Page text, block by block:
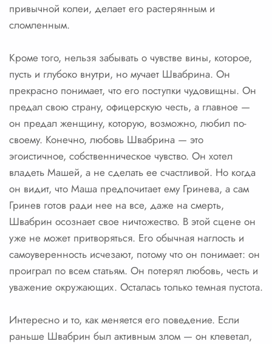
привычной колеи, делает его растерянным и
сломленным.
Кроме того, нельзя забывать о чувстве вины, которое,
пусть и глубоко внутри, но мучает Швабрина. Он
прекрасно понимает, что его поступки чудовищны. Он
предал свою страну, офицерскую честь, а главное —
он предал женщину, которую, возможно, любил по-
своему. Конечно, любовь Швабрина — это
эгоистичное, собственническое чувство. Он хотел
владеть Машей, а не сделать ее счастливой. Но когда
он видит, что Маша предпочитает ему Гринева, а сам
Гринев готов ради нее на все, даже на смерть,
Швабрин осознает свое ничтожество. В этой сцене он
уже не может притворяться. Его обычная наглость и
самоуверенность исчезают, потому что он понимает: он
проиграл по всем статьям. Он потерял любовь, честь и
уважение окружающих. Осталась только темная пустота.
Интересно и то, как меняется его поведение. Если
раньше Швабрин был активным злом — он клеветал,